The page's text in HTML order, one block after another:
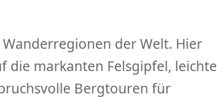
der Welt. Hier
die markanten Felsgipfel, leichte
Bergtouren für